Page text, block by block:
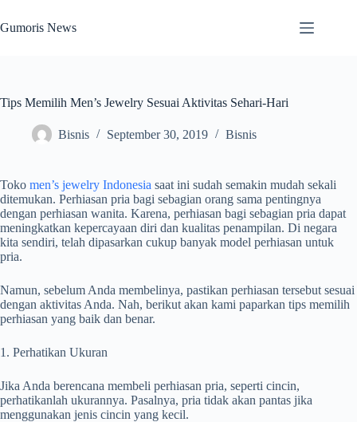
to
content
Gumoris News
Tips Memilih Men’s Jewelry Sesuai Aktivitas Sehari-Hari
Bisnis September 30, 2019 Bisnis
Toko men’s jewelry Indonesia saat ini sudah semakin mudah sekali
ditemukan. Perhiasan pria bagi sebagian orang sama pentingnya
dengan perhiasan wanita. Karena, perhiasan bagi sebagian pria dapat
meningkatkan kepercayaan diri dan kualitas penampilan. Di negara
kita sendiri, telah dipasarkan cukup banyak model perhiasan untuk
pria.
Namun, sebelum Anda membelinya, pastikan perhiasan tersebut sesuai
dengan aktivitas Anda. Nah, berikut akan kami paparkan tips memilih
perhiasan yang baik dan benar.
1. Perhatikan Ukuran
Jika Anda berencana membeli perhiasan pria, seperti cincin,
perhatikanlah ukurannya. Pasalnya, pria tidak akan pantas jika
menggunakan jenis cincin yang kecil.